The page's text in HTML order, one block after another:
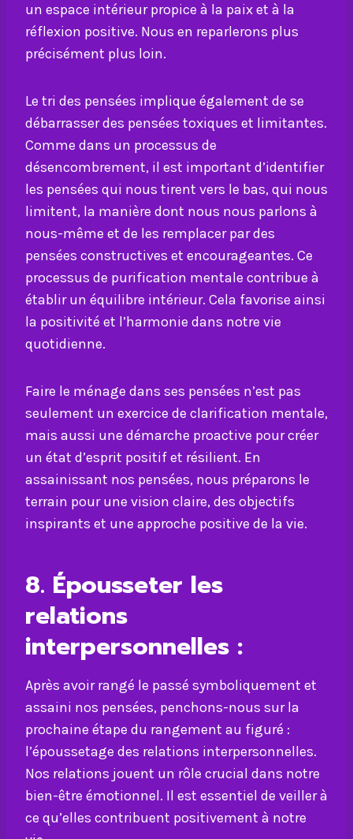
un espace intérieur propice à la paix et à la
réflexion positive. Nous en reparlerons plus
précisément plus loin.
Le tri des pensées implique également de se
débarrasser des pensées toxiques et limitantes.
Comme dans un processus de
désencombrement, il est important d’identifier
les pensées qui nous tirent vers le bas, qui nous
limitent, la manière dont nous nous parlons à
nous-même et de les remplacer par des
pensées constructives et encourageantes. Ce
processus de purification mentale contribue à
établir un équilibre intérieur. Cela favorise ainsi
la positivité et l’harmonie dans notre vie
quotidienne.
Faire le ménage dans ses pensées n’est pas
seulement un exercice de clarification mentale,
mais aussi une démarche proactive pour créer
un état d’esprit positif et résilient. En
assainissant nos pensées, nous préparons le
terrain pour une vision claire, des objectifs
inspirants et une approche positive de la vie.
8. Épousseter les
relations
interpersonnelles :
Après avoir rangé le passé symboliquement et
assaini nos pensées, penchons-nous sur la
prochaine étape du rangement au figuré :
l’époussetage des relations interpersonnelles.
Nos relations jouent un rôle crucial dans notre
bien-être émotionnel. Il est essentiel de veiller à
ce qu’elles contribuent positivement à notre